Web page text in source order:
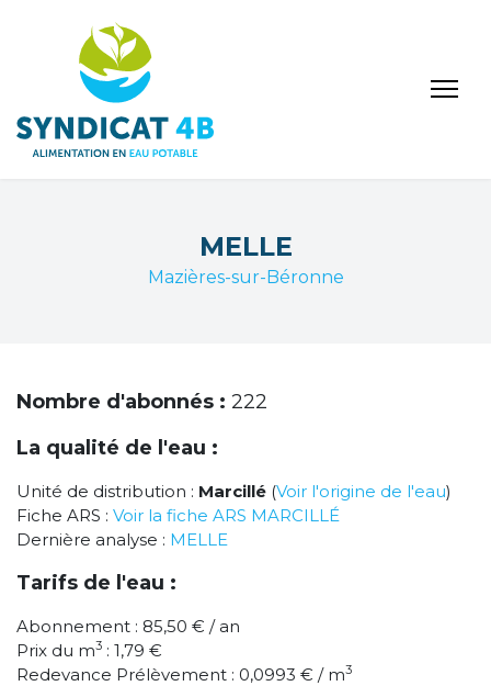
MELLE
Mazières-sur-Béronne
Nombre d'abonnés : 222
La qualité de l'eau :
Unité de distribution : Marcillé (Voir l'origine de l'eau)
Fiche ARS : Voir la fiche ARS MARCILLÉ
Dernière analyse : MELLE
Tarifs de l'eau :
Abonnement : 85,50 € / an
Prix du m3 : 1,79 €
Redevance Prélèvement : 0,0993 € / m3